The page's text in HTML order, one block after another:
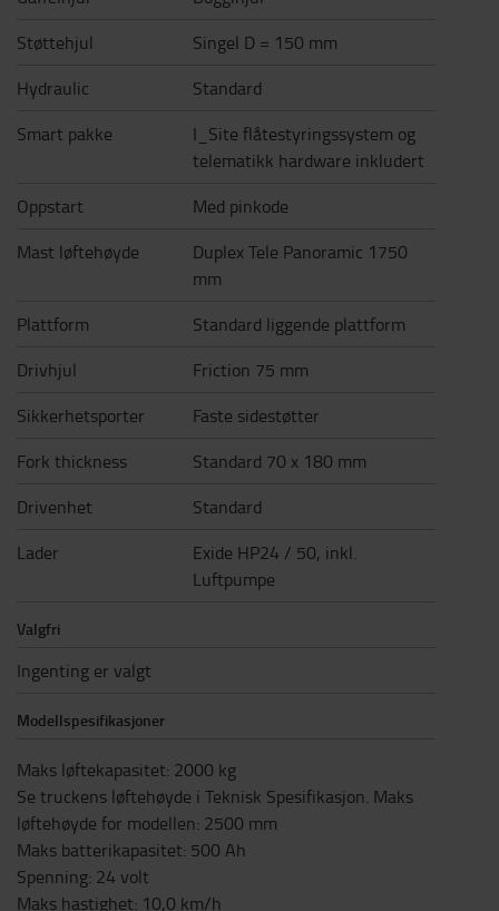
Støttehjul
Singel D = 150 mm
Hydraulic
Standard
Smart pakke
I_Site flåtestyringssystem og
telematikk hardware inkludert
Oppstart
Med pinkode
Mast løftehøyde
Duplex Tele Panoramic 1750
mm
Plattform
Standard liggende plattform
Drivhjul
Friction 75 mm
Sikkerhetsporter
Faste sidestøtter
Fork thickness
Standard 70 x 180 mm
Drivenhet
Standard
Lader
Exide HP24 / 50, inkl.
Luftpumpe
Valgfri
Ingenting er valgt
Modellspesifikasjoner
Maks løftekapasitet: 2000 kg
Se truckens løftehøyde i Teknisk Spesifikasjon. Maks
løftehøyde for modellen: 2500 mm
Maks batterikapasitet: 500 Ah
Spenning: 24 volt
Maks hastighet: 10,0 km/h